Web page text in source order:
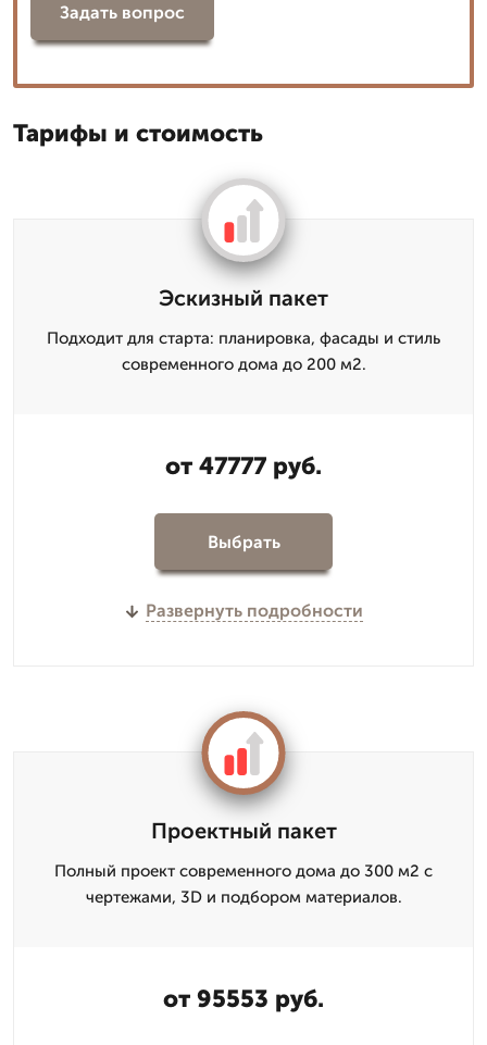
Задать вопрос
Тарифы и стоимость
Эскизный пакет
Подходит для старта: планировка, фасады и стиль
современного дома до 200 м2.
от 47777 руб.
Выбрать
Развернуть подробности
Проектный пакет
Полный проект современного дома до 300 м2 с
чертежами, 3D и подбором материалов.
от 95553 руб.